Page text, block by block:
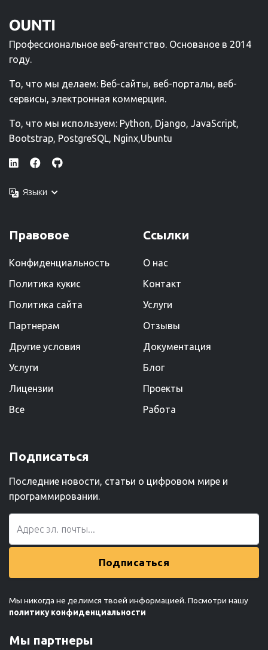
Профессиональное веб-агентство. Основаное в 2014
году.
То, что мы делаем: Веб-сайты, веб-порталы, веб-
сервисы, электронная коммерция.
То, что мы используем: Python, Django, JavaScript,
Bootstrap, PostgreSQL, Nginx,Ubuntu
Языки
Правовое
Конфиденциальность
Политика кукис
Политика сайта
Партнерам
Другие условия
Услуги
Лицензии
Все
Ссылки
О нас
Kонтакт
Услуги
Отзывы
Документация
Блог
Проекты
Работа
Подписаться
Последние новости, статьи о цифровом мире и
программировании.
Подписаться
Мы никогда не делимся твоей информацией. Посмотри нашу
политику конфиденциальности
Мы партнеры